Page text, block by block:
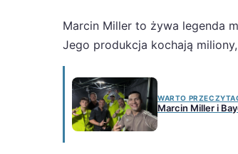
Marcin Miller to żywa legenda
Jego produkcja kochają miliony,
WARTO
Marcin Miller i